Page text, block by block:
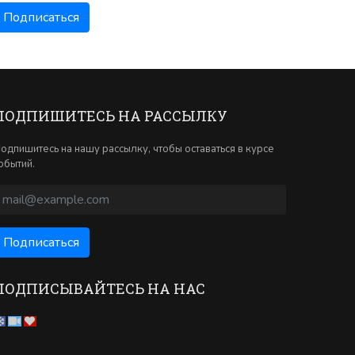
НА РАССЫЛКУ
на нашу рассылку, чтобы оставаться в курсе
НА НАС